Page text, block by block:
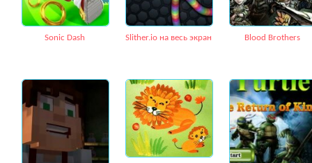
Sonic Dash Slither.io на весь экран Blood Brothers